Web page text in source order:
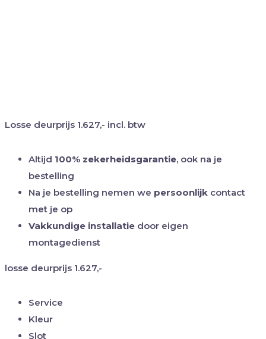
Losse deurprijs 1.627,- incl. btw
Altijd 100% zekerheidsgarantie, ook na je
bestelling
Na je bestelling nemen we persoonlijk contact
met je op
Vakkundige installatie door eigen
montagedienst
losse deurprijs 1.627,-
Service
Kleur
Slot